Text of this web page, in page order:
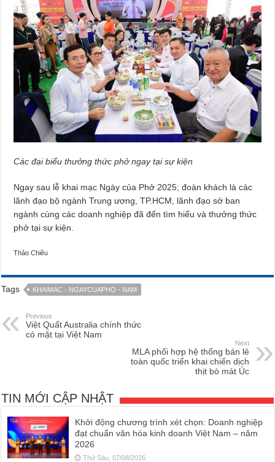
Các đại biểu thưởng thức phở ngay tại sự kiện
Ngay sau lễ khai mạc Ngày của Phở 2025; đoàn khách là các
lãnh đạo bộ ngành Trung ương, TP.HCM, lãnh đạo sở ban
ngành cùng các doanh nghiệp đã đến tìm hiểu và thưởng thức
phở tại sự kiện.
Thảo Chiêu
Tags KHAIMAC - NGAYCUAPHO - NẠM
Previous
Việt Quất Australia chính thức
có mặt tại Việt Nam
Next
MLA phối hợp hệ thống bán lẻ
toàn quốc triển khai chiến dịch
thịt bò mát Úc
TIN MỚI CẬP NHẬT
Khởi động chương trình xét chọn: Doanh nghiệp
đạt chuẩn văn hóa kinh doanh Việt Nam – năm
2026
Thứ Sáu, 07/08/2026